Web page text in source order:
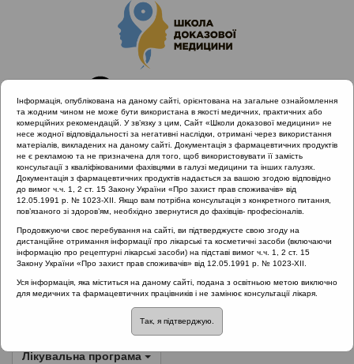
Головна Нормативні документи Хронічні риносинусити
Рубрика:
Хронічні риносинусити
Назва:
Протокол надання медичної допомоги хворим з
хронічним катаральним ринітом
Лікувальна програма
Інформація, опублікована на даному сайті, орієнтована на загальне ознайомлення
та жодним чином не може бути використана в якості медичних, практичних або
комерційних рекомендацій. У зв’язку з цим, Сайт «Школи доказової медицини» не
несе жодної відповідальності за негативні наслідки, отримані через використання
матеріалів, викладених на даному сайті. Документація з фармацевтичних продуктів
не є рекламою та не призначена для того, щоб використовувати її замість
консультації з кваліфікованими фахівцями в галузі медицини та інших галузях.
Документація з фармацевтичних продуктів надається за вашою згодою відповідно
до вимог ч.ч. 1, 2 ст. 15 Закону України «Про захист прав споживачів» від
12.05.1991 р. № 1023-XII. Якщо вам потрібна консультація з конкретного питання,
пов’язаного зі здоров’ям, необхідно звернутися до фахівців- професіоналів.
Продовжуючи своє перебування на сайті, ви підтверджуєте свою згоду на
дистанційне отримання інформації про лікарські та косметичні засоби (включаючи
інформацію про рецептурні лікарські засоби) на підставі вимог ч.ч. 1, 2 ст. 15
Закону України «Про захист прав споживачів» від 12.05.1991 р. № 1023-XII.
Уся інформація, яка міститься на даному сайті, подана з освітньою метою виключно
для медичних та фармацевтичних працівників і не замінює консультації лікаря.
Так, я підтверджую.